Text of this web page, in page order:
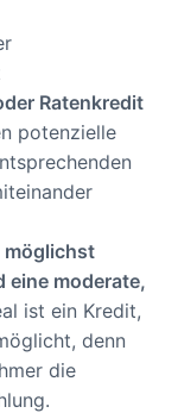
Ratenkredit
potenzielle
möglichst
eine moderate,
ist ein Kredit,
denn
die